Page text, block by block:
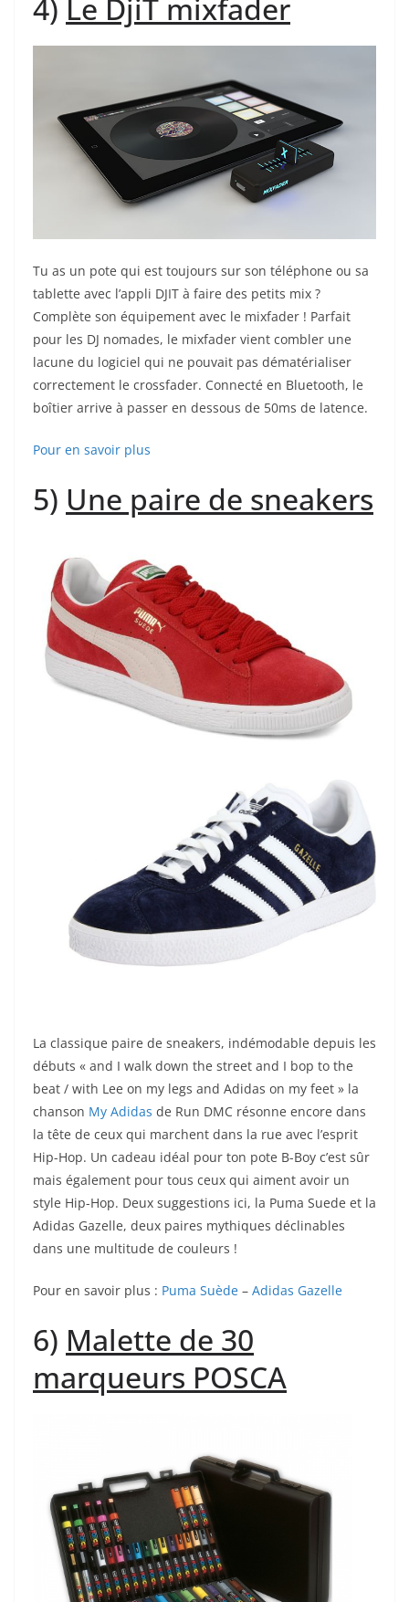
4) Le DjiT mixfader
Tu as un pote qui est toujours sur son téléphone ou sa
tablette avec l’appli DJIT à faire des petits mix ?
Complète son équipement avec le mixfader ! Parfait
pour les DJ nomades, le mixfader vient combler une
lacune du logiciel qui ne pouvait pas dématérialiser
correctement le crossfader. Connecté en Bluetooth, le
boîtier arrive à passer en dessous de 50ms de latence.
Pour en savoir plus
5) Une paire de sneakers
La classique paire de sneakers, indémodable depuis les
débuts « and I walk down the street and I bop to the
beat / with Lee on my legs and Adidas on my feet » la
chanson My Adidas de Run DMC résonne encore dans
la tête de ceux qui marchent dans la rue avec l’esprit
Hip-Hop. Un cadeau idéal pour ton pote B-Boy c’est sûr
mais également pour tous ceux qui aiment avoir un
style Hip-Hop. Deux suggestions ici, la Puma Suede et la
Adidas Gazelle, deux paires mythiques déclinables
dans une multitude de couleurs !
Pour en savoir plus : Puma Suède – Adidas Gazelle
6) Malette de 30
marqueurs POSCA